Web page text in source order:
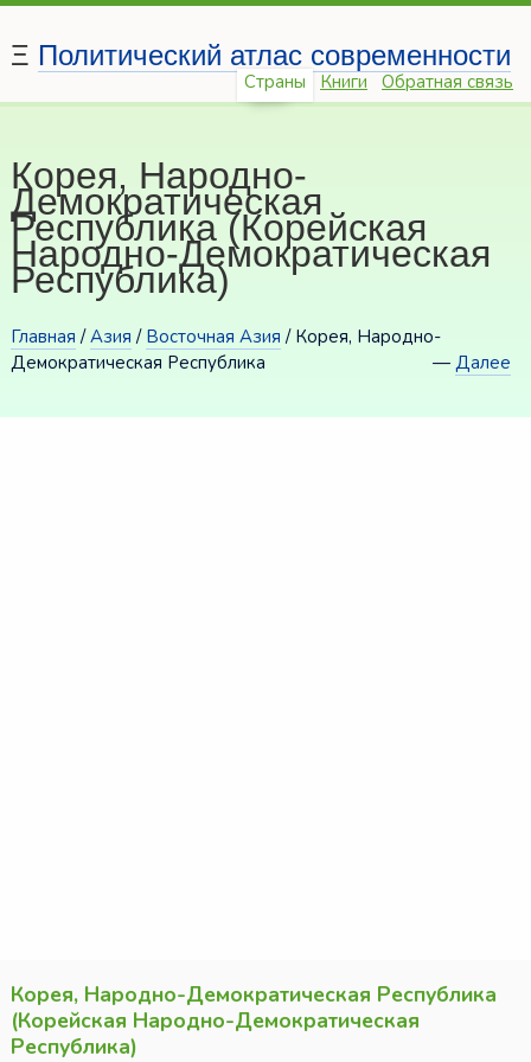
Ξ Политический атлас современности
Страны Книги Обратная связь
Корея, Народно-
Демократическая
Республика (Корейская
Народно-Демократическая
Республика)
Главная /Азия / Восточная Азия / Корея, Народно-
Демократическая Республика
—Далее
Корея, Народно-Демократическая Республика
(Корейская Народно-Демократическая
Республика)